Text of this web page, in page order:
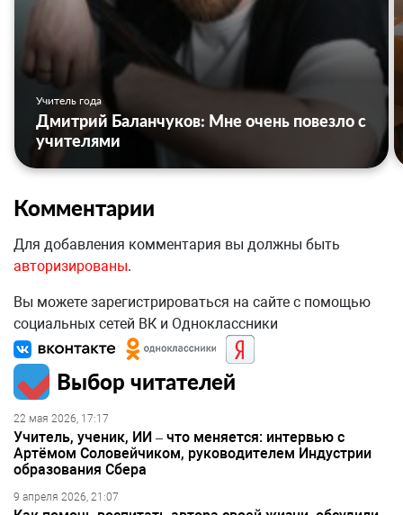
Учитель года
Дмитрий Баланчуков: Мне очень повезло с
учителями
Комментарии
Для добавления комментария вы должны быть
авторизированы.
Вы можете зарегистрироваться на сайте с помощью
социальных сетей ВК и Одноклассники
Выбор читателей
22 мая 2026, 17:17
Учитель, ученик, ИИ – что меняется: интервью с
Артёмом Соловейчиком, руководителем Индустрии
образования Сбера
9 апреля 2026, 21:07